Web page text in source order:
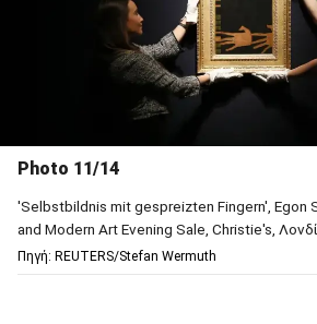
Photo 11/14
'Selbstbildnis mit gespreizten Fingern', Egon
and Modern Art Evening Sale, Christie's,
Πηγή: REUTERS/Stefan Wermuth